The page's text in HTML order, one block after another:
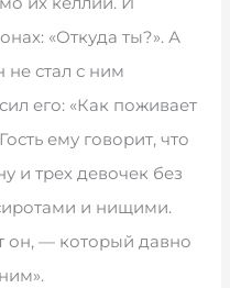
«Откуда ты?». А
не стал с ним
его: «Как поживает
ему говорит, что
и трех девочек без
и нищими.
он, — который давно